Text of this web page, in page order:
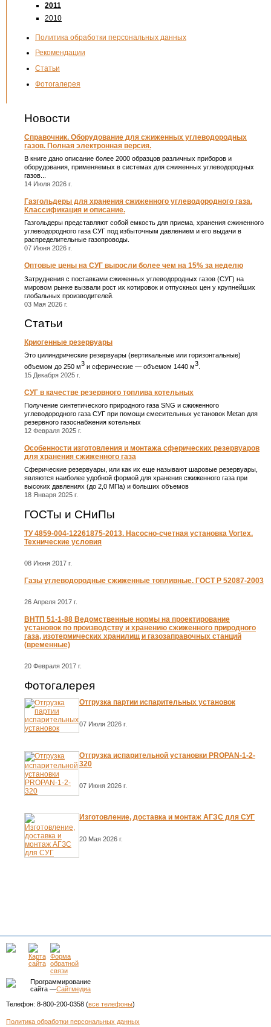
2011
2010
Политика обработки персональных данных
Рекомендации
Статьи
Фотогалерея
Новости
Справочник. Оборудование для сжиженных углеводородных
газов. Полная электронная версия.
В книге дано описание более 2000 образцов различных приборов и
оборудования, применяемых в системах для сжиженных углеводородных
газов...
14 Июля 2026 г.
Газгольдеры для хранения сжиженного углеводородного газа.
Классификация и описание.
Газгольдеры представляют собой емкость для приема, хранения сжиженного
углеводородного газа СУГ под избыточным давлением и его выдачи в
распределительные газопроводы.
07 Июня 2026 г.
Оптовые цены на СУГ выросли более чем на 15% за неделю
Затруднения с поставками сжиженных углеводородных газов (СУГ) на
мировом рынке вызвали рост их котировок и отпускных цен у крупнейших
глобальных производителей.
03 Мая 2026 г.
Статьи
Криогенные резервуары
Это цилиндрические резервуары (вертикальные или горизонтальные)
объемом до 250 м3 и сферические ― объемом 1440 м3
15 Декабря 2025 г.
СУГ в качестве резервного топлива котельных
Получение синтетического природного газа SNG и сжиженного
углеводородного газа СУГ при помощи смесительных установок Metan для
резервного газоснабжения котельных
12 Февраля 2025 г.
Особенности изготовления и монтажа сферических резервуаров
для хранения сжиженного газа
Сферические резервуары, или как их еще называют шаровые резервуары,
являются наиболее удобной формой для хранения сжиженного газа при
высоких давлениях (до 2,0 МПа) и больших объемов
18 Января 2025 г.
ГОСТы и СНиПы
ТУ 4859-004-12261875-2013. Насосно-счетная установка Vortex.
Технические условия
08 Июня 2017 г.
Газы углеводородные сжиженные топливные. ГОСТ Р 52087-2003
26 Апреля 2017 г.
ВНТП 51-1-88 Ведомственные нормы на проектирование
установок по производству и хранению сжиженного природного
газа, изотермических хранилищ и газозаправочных станций
(временные)
20 Февраля 2017 г.
Фотогалерея
Отгрузка партии испарительных установок
07 Июля 2026 г.
Отгрузка испарительной установки PROPAN-1-2-
320
07 Июня 2026 г.
Изготовление, доставка и монтаж АГЗС для СУГ
20 Мая 2026 г.
Программирование
сайта —Сайтмедиа
Телефон: 8-800-200-0358 (все телефоны)
Политика обработки персональных данных